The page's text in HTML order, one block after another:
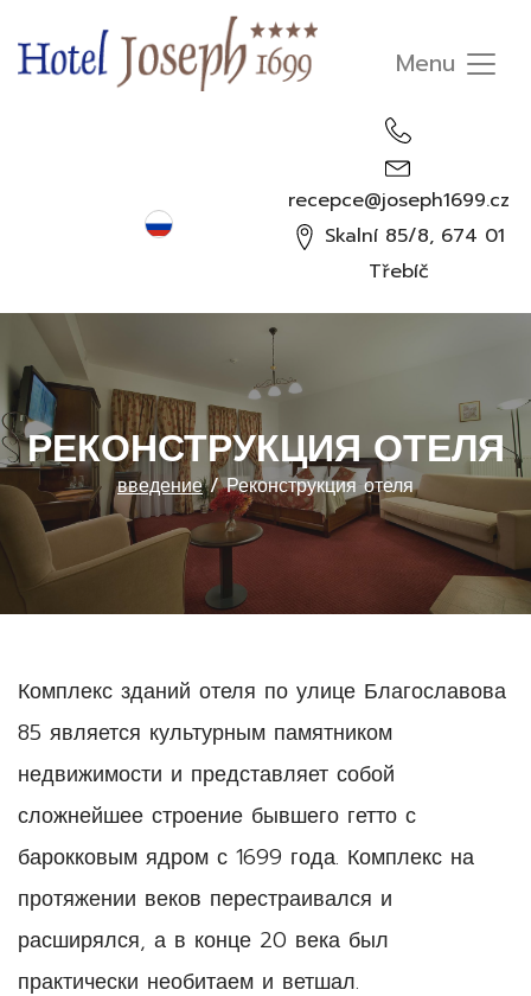
Русский
English
Deutsch
recepce@joseph1699.cz
Skalní 85/8, 674 01
Třebíč
РЕКОНСТРУКЦИЯ ОТЕЛЯ
введение / Реконструкция отеля
Комплекс зданий отеля по улице Благославова
85 является культурным памятником
недвижимости и представляет собой
сложнейшее строение бывшего гетто с
барокковым ядром с 1699 года. Комплекс на
протяжении веков перестраивался и
расширялся, а в конце 20 века был
практически необитаем и ветшал.